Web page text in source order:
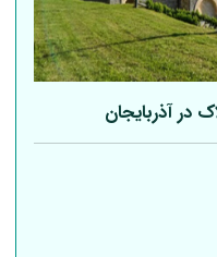
در آذربایجان